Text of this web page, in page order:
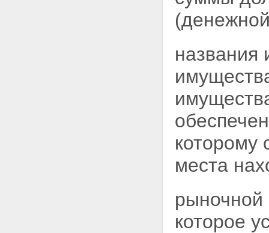
названия
которому
места
рыночной
которое